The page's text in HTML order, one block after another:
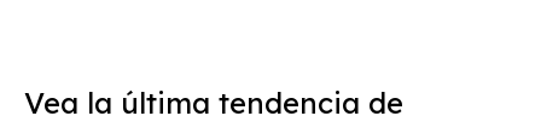
Vea la última tendencia de